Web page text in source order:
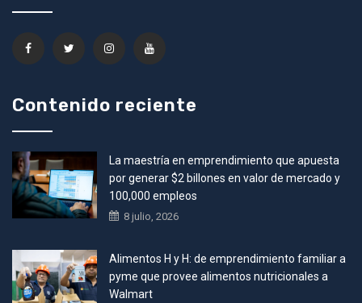
Contenido reciente
La maestría en emprendimiento que apuesta
por generar $2 billones en valor de mercado y
100,000 empleos
8 julio, 2026
Alimentos H y H: de emprendimiento familiar a
pyme que provee alimentos nutricionales a
Walmart